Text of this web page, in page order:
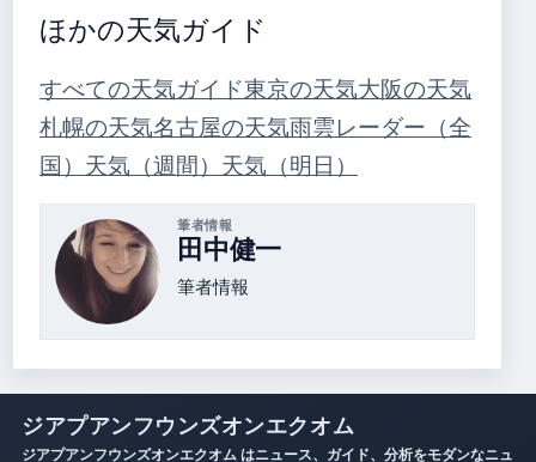
ほかの天気ガイド
すべての天気ガイド東京の天気大阪の天気
札幌の天気名古屋の天気雨雲レーダー（全
国） 天気（週間） 天気（明日）
筆者情報
田中健一
筆者情報
ジアプアンフウンズオンエクオム
ジアプアンフウンズオンエクオム はニュース、ガイド、分析をモダンなニュ